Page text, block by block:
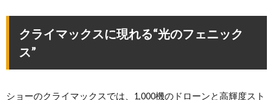
クライマックスに現れる“光のフェニック
ス”
ショーのクライマックスでは、1,000機のドローンと高輝度スト